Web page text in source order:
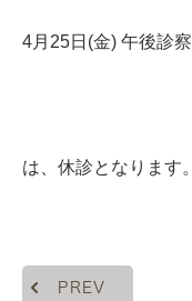
4月25日(金) 午後診察
は、休診となります。
PREV